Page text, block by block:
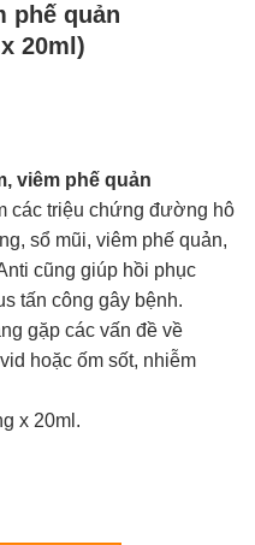
phế quản
20ml)
viêm phế quản
các triệu chứng đường hô
sổ mũi, viêm phế quản,
cũng giúp hồi phục
tấn công gây bệnh.
gặp các vấn đề về
hoặc ốm sốt, nhiễm
x 20ml.